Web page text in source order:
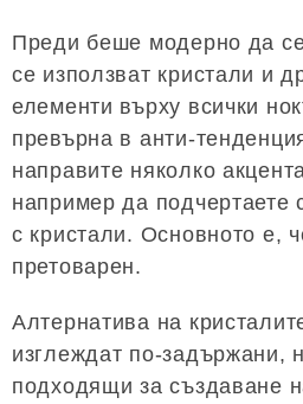
Преди беше модерно да
се използват кристали и
елементи върху всички
превърна в анти-
направите няколко
например да подчертаете
с кристали. Основното е,
претоварен.
Алтернатива на
изглеждат по-задържани,
подходящи за създаване